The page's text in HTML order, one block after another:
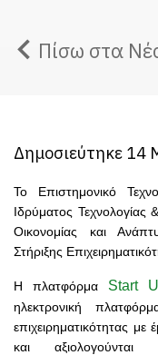
Πίσω στα
Δημοσιεύτηκε 14
Το Επιστημονικό
Ιδρύματος
Οικονομίας και
Στήριξης
Η πλατφόρμα Start
ηλεκτρονική
επιχειρηματικότητας
και αξιολογούνται